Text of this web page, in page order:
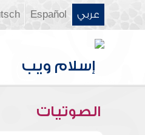
عربي Español
الصوتيات